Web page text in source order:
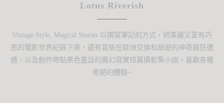
Lotus Riverish
Vintage Style, Magical Stories 以撰寫筆記的方式，把美麗又富有巧
思的電影世界紀錄下來，還有寫些在歐洲交換和旅遊的神奇瘋狂遭
遇，以及創作帶點黑色童話的魔幻寫實短篇攝影集小說。喜歡各種
奇葩的體驗~